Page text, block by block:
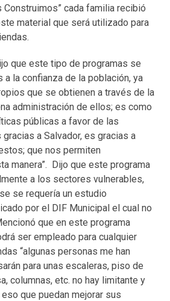
Construimos” cada familia recibió
material que será utilizado para
que este tipo de programas se
a la confianza de la población, ya
que se obtienen a través de la
administración de ellos; es como
públicas a favor de las
a Salvador, es gracias a
que nos permiten
manera”. Dijo que este programa
a los sectores vulnerables,
se requería un estudio
por el DIF Municipal el cual no
que en este programa
ser empleado para cualquier
“algunas personas me han
para unas escaleras, piso de
columnas, etc. no hay limitante y
que puedan mejorar sus